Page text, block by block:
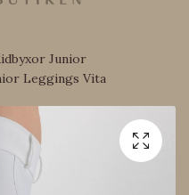
Junior
Leggings Vita